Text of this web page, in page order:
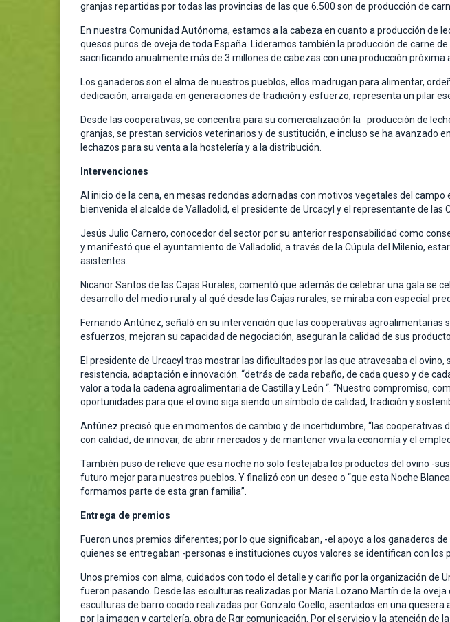
granjas repartidas por todas las provincias de las que 6.500 son de producción de
En nuestra Comunidad Autónoma, estamos a la cabeza en cuanto a producción de
quesos puros de oveja de toda España. Lideramos también la producción de carne
sacrificando anualmente más de 3 millones de cabezas con una producción próxima
Los ganaderos son el alma de nuestros pueblos, ellos madrugan para alimentar,
dedicación, arraigada en generaciones de tradición y esfuerzo, representa un pilar
Desde las cooperativas, se concentra para su comercialización la producción de
granjas, se prestan servicios veterinarios y de sustitución, e incluso se ha avanzado
lechazos para su venta a la hostelería y a la distribución.
Intervenciones
Al inicio de la cena, en mesas redondas adornadas con motivos vegetales del
bienvenida el alcalde de Valladolid, el presidente de Urcacyl y el representante de las
Jesús Julio Carnero, conocedor del sector por su anterior responsabilidad como
y manifestó que el ayuntamiento de Valladolid, a través de la Cúpula del Milenio,
asistentes.
Nicanor Santos de las Cajas Rurales, comentó que además de celebrar una gala se
desarrollo del medio rural y al qué desde las Cajas rurales, se miraba con especial
Fernando Antúnez, señaló en su intervención que las cooperativas agroalimentarias
esfuerzos, mejoran su capacidad de negociación, aseguran la calidad de sus
El presidente de Urcacyl tras mostrar las dificultades por las que atravesaba el
resistencia, adaptación e innovación. “detrás de cada rebaño, de cada queso y de
valor a toda la cadena agroalimentaria de Castilla y León “. “Nuestro compromiso,
oportunidades para que el ovino siga siendo un símbolo de calidad, tradición y
Antúnez precisó que en momentos de cambio y de incertidumbre, “las
con calidad, de innovar, de abrir mercados y de mantener viva la economía y el
También puso de relieve que esa noche no solo festejaba los productos del ovino -
futuro mejor para nuestros pueblos. Y finalizó con un deseo o “que esta Noche
formamos parte de esta gran familia”.
Entrega de premios
Fueron unos premios diferentes; por lo que significaban, -el apoyo a los ganaderos
quienes se entregaban -personas e instituciones cuyos valores se identifican con los
Unos premios con alma, cuidados con todo el detalle y cariño por la organización de
fueron pasando. Desde las esculturas realizadas por María Lozano Martín de la
esculturas de barro cocido realizadas por Gonzalo Coello, asentados en una
por la imagen y cartelería, obra de Rqr comunicación. Por el servicio y la atención